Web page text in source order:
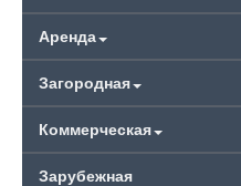
Аренда
Загородная
Коммерческая
Зарубежная